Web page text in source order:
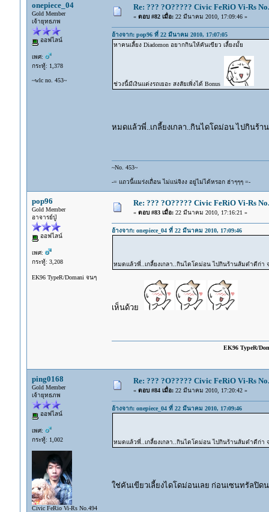
onepiece_04
Gold Member
เจ้ายุทธภพ
ออฟไลน์
เพศ:
กระทู้: 1,378
~wlc no. 453~
Re: ??? ?O????? Civic FeRiO Vi-Rs
« ตอบ #82 เมื่อ:22 มีนาคม 2010, 17:09:46 »
อ้างจาก: pop96 ที่ 22 มีนาคม 2010, 17:07:05
หาคนเลี้ยง Diadomon อยากกินให้คันเขียว เลี้ยงมั้ย
ช่วงนี้มีเงินแต่งรถเยอะ สงสัยเพิ่งได้ Bonus
หมดแล้วพี่..เกลี้ยงเกลา..กินไดโดม่อน ไปกินร้
~No. 453~
-= แถวนี้แมร่งเถื่อน ไม่แน่จิงง อยู่ไม่ได้หรอก ฮ่าๆๆๆ =-
pop96
Gold Member
อาจารย์ปู่
ออฟไลน์
เพศ:
กระทู้: 3,208
EK96 TypeR/Domani จนๆ
Re: ??? ?O????? Civic FeRiO Vi-Rs
« ตอบ #83 เมื่อ:22 มีนาคม 2010, 17:16:21 »
อ้างจาก: onepiece_04 ที่ 22 มีนาคม 2010, 17:09:46
หมดแล้วพี่..เกลี้ยงเกลา..กินไดโดม่อน ไปกินร้านส้มตำดีก่
เห็นด้วย
EK96 TypeR/
ping0168
Gold Member
เจ้ายุทธภพ
ออฟไลน์
เพศ:
กระทู้: 1,002
Civic FeRio Vi-Rs No.494
Re: ??? ?O????? Civic FeRiO Vi-Rs
« ตอบ #84 เมื่อ:22 มีนาคม 2010, 17:20:42 »
อ้างจาก: onepiece_04 ที่ 22 มีนาคม 2010, 17:09:46
หมดแล้วพี่..เกลี้ยงเกลา..กินไดโดม่อน ไปกินร้านส้มตำดีก่
ใช่คันเขียวเลี้ยงไดโดม่อนเลย ก่อนเซนทรัลปิด